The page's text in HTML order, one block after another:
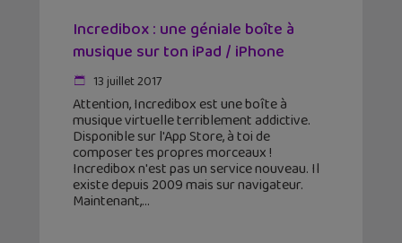
Incredibox : une géniale boîte à
musique sur ton iPad / iPhone
13 juillet 2017
Attention, Incredibox est une boîte à
musique virtuelle terriblement addictive.
Disponible sur l'App Store, à toi de
composer tes propres morceaux !
Incredibox n'est pas un service nouveau. Il
existe depuis 2009 mais sur navigateur.
Maintenant,